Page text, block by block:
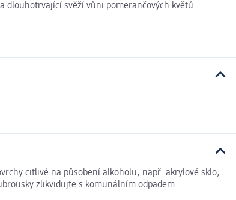
svěží vůni pomerančových květů.
citlivé na působení alkoholu, např. akrylové sklo,
zlikvidujte s komunálním odpadem.